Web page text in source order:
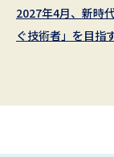
2027年4月、新時
ぐ技術者」を目指
2026年 4月 人間発
2025年４月、新校
飼い主の想いに寄
健康データサイエ
文理の知がつなが